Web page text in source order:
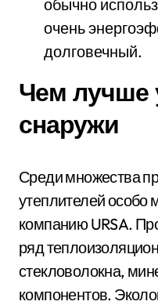
обычно
очень
долговечный.
Чем лучше
снаружи
Среди множества
утеплителей особо
компанию URSA.
ряд
стекловолокна,
компонентов.